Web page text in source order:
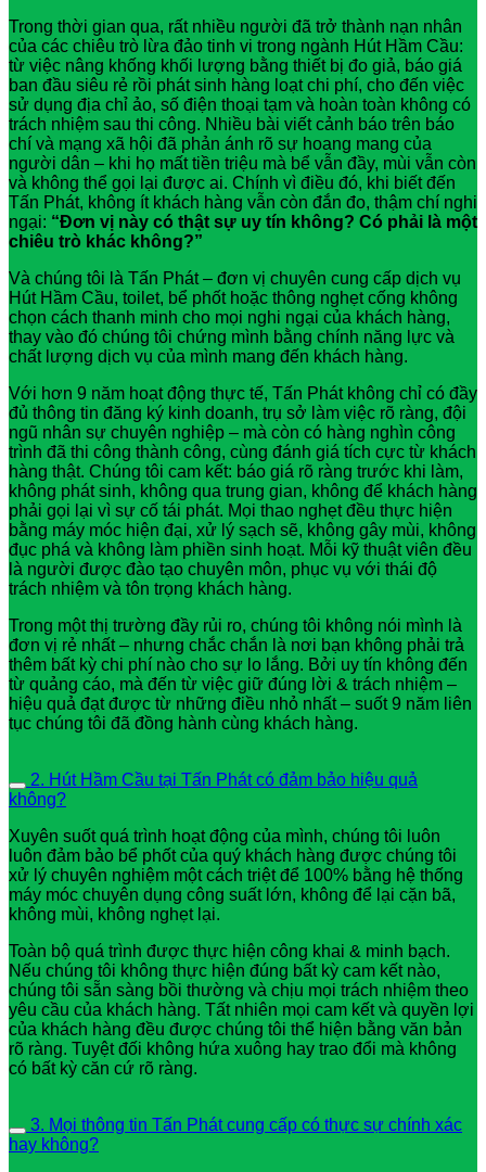
Trong thời gian qua, rất nhiều người đã trở thành nạn nhân
của các chiêu trò lừa đảo tinh vi trong ngành Hút Hầm Cầu:
từ việc nâng khống khối lượng bằng thiết bị đo giả, báo giá
ban đầu siêu rẻ rồi phát sinh hàng loạt chi phí, cho đến việc
sử dụng địa chỉ ảo, số điện thoại tạm và hoàn toàn không có
trách nhiệm sau thi công. Nhiều bài viết cảnh báo trên báo
chí và mạng xã hội đã phản ánh rõ sự hoang mang của
người dân – khi họ mất tiền triệu mà bể vẫn đầy, mùi vẫn còn
và không thể gọi lại được ai. Chính vì điều đó, khi biết đến
Tấn Phát, không ít khách hàng vẫn còn đắn đo, thậm chí nghi
ngại: “Đơn vị này có thật sự uy tín không? Có phải là một
chiêu trò khác không?”
Và chúng tôi là Tấn Phát – đơn vị chuyên cung cấp dịch vụ
Hút Hầm Cầu, toilet, bể phốt hoặc thông nghẹt cống không
chọn cách thanh minh cho mọi nghi ngại của khách hàng,
thay vào đó chúng tôi chứng mình bằng chính năng lực và
chất lượng dịch vụ của mình mang đến khách hàng.
Với hơn 9 năm hoạt động thực tế, Tấn Phát không chỉ có đầy
đủ thông tin đăng ký kinh doanh, trụ sở làm việc rõ ràng, đội
ngũ nhân sự chuyên nghiệp – mà còn có hàng nghìn công
trình đã thi công thành công, cùng đánh giá tích cực từ khách
hàng thật. Chúng tôi cam kết: báo giá rõ ràng trước khi làm,
không phát sinh, không qua trung gian, không để khách hàng
phải gọi lại vì sự cố tái phát. Mọi thao nghẹt đều thực hiện
bằng máy móc hiện đại, xử lý sạch sẽ, không gây mùi, không
đục phá và không làm phiền sinh hoạt. Mỗi kỹ thuật viên đều
là người được đào tạo chuyên môn, phục vụ với thái độ
trách nhiệm và tôn trọng khách hàng.
Trong một thị trường đầy rủi ro, chúng tôi không nói mình là
đơn vị rẻ nhất – nhưng chắc chắn là nơi bạn không phải trả
thêm bất kỳ chi phí nào cho sự lo lắng. Bởi uy tín không đến
từ quảng cáo, mà đến từ việc giữ đúng lời & trách nhiệm –
hiệu quả đạt được từ những điều nhỏ nhất – suốt 9 năm liên
tục chúng tôi đã đồng hành cùng khách hàng.
2. Hút Hầm Cầu tại Tấn Phát có đảm bảo hiệu quả
không?
Xuyên suốt quá trình hoạt động của mình, chúng tôi luôn
luôn đảm bảo bể phốt của quý khách hàng được chúng tôi
xử lý chuyên nghiệm một cách triệt để 100% bằng hệ thống
máy móc chuyên dụng công suất lớn, không để lại cặn bã,
không mùi, không nghẹt lại.
Toàn bộ quá trình được thực hiện công khai & minh bạch.
Nếu chúng tôi không thực hiện đúng bất kỳ cam kết nào,
chúng tôi sẵn sàng bồi thường và chịu mọi trách nhiệm theo
yêu cầu của khách hàng. Tất nhiên mọi cam kết và quyền lợi
của khách hàng đều được chúng tôi thể hiện bằng văn bản
rõ ràng. Tuyệt đối không hứa xuông hay trao đổi mà không
có bất kỳ căn cứ rõ ràng.
3. Mọi thông tin Tấn Phát cung cấp có thực sự chính xác
hay không?